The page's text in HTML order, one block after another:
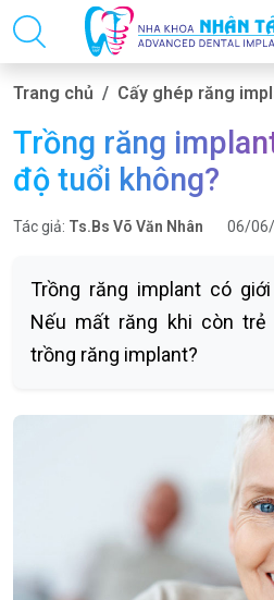
Trang chủ Cấy ghép răng
Trồng răng
độ tuổi không?
Tác giả: Ts.Bs Võ Văn Nhân 06/
Trồng răng implant có
Nếu mất răng khi còn
trồng răng implant?